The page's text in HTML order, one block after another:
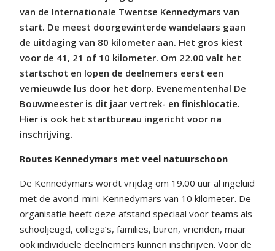
van de Internationale Twentse Kennedymars van
start. De meest doorgewinterde wandelaars gaan
de uitdaging van 80 kilometer aan. Het gros kiest
voor de 41, 21 of 10 kilometer. Om 22.00 valt het
startschot en lopen de deelnemers eerst een
vernieuwde lus door het dorp. Evenementenhal De
Bouwmeester is dit jaar vertrek- en finishlocatie.
Hier is ook het startbureau ingericht voor na
inschrijving.
Routes Kennedymars met veel natuurschoon
De Kennedymars wordt vrijdag om 19.00 uur al ingeluid
met de avond-mini-Kennedymars van 10 kilometer. De
organisatie heeft deze afstand speciaal voor teams als
schooljeugd, collega’s, families, buren, vrienden, maar
ook individuele deelnemers kunnen inschrijven. Voor de